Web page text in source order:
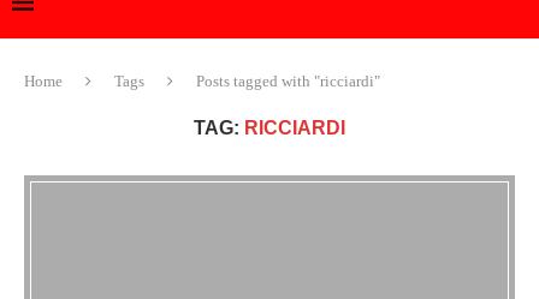
Home Tags Posts tagged with "ricciardi"
TAG: RICCIARDI